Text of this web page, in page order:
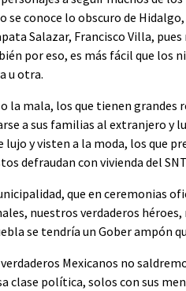
se conoce lo obscuro de
Salazar, Francisco Villa,
por eso, es más fácil que los
u otra.
la mala, los que tienen grandes
a sus familias al extranjero y
y visten a la moda, los que
defraudan con vivienda del
que en ceremonias
nuestros verdaderos
se tendría un Gober ampón
Mexicanos no
clase política, solos con sus